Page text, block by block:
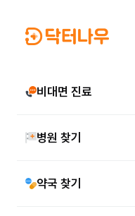
비대면 진료
병원 찾기
약국 찾기